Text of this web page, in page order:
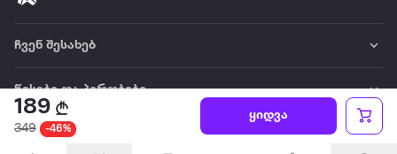
189
349 -46%
ყიდვა
ჩვენ შესახებ
წესები და პირობები
პარტნიორებისთვის